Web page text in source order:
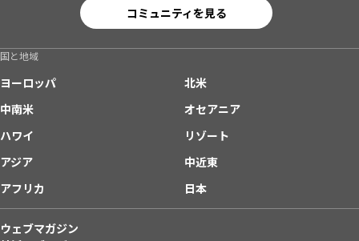
コミュニティを見る
国と地域
ヨーロッパ
北米
中南米
オセアニア
ハワイ
リゾート
アジア
中近東
アフリカ
日本
ウェブマガジン